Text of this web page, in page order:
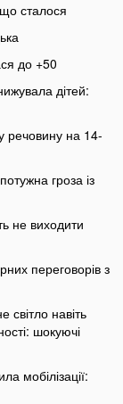
сталося
до +50
дітей:
речовину на 14-
гроза із
не виходити
переговорів з
світло навіть
шокуючі
мобілізації: